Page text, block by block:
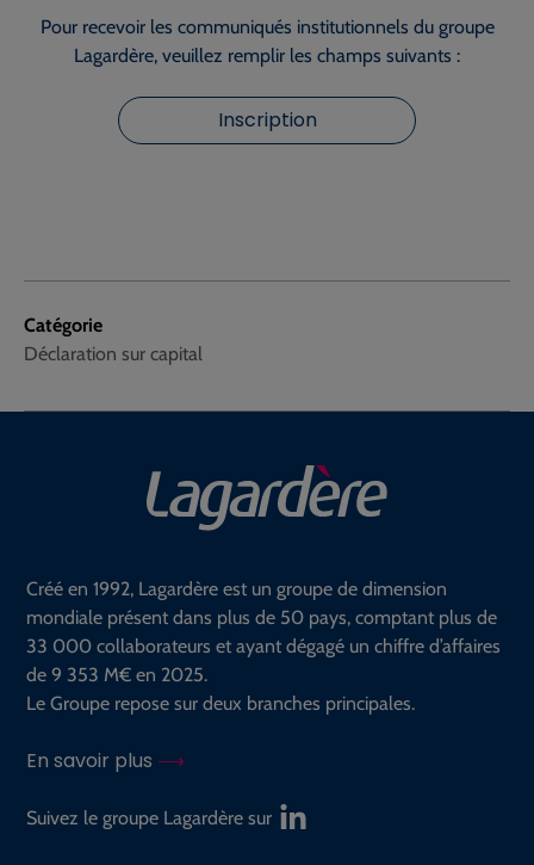
Catégorie
Déclaration sur capital
Pour recevoir les communiqués institutionnels du groupe
Lagardère, veuillez remplir les champs suivants :
Inscription
Créé en 1992, Lagardère est un groupe de dimension
mondiale présent dans plus de 50 pays, comptant plus de
33 000 collaborateurs et ayant dégagé un chiffre d’affaires
de 9 353 M€ en 2025.
Le Groupe repose sur deux branches principales.
En savoir plus
Suivez le groupe Lagardère sur